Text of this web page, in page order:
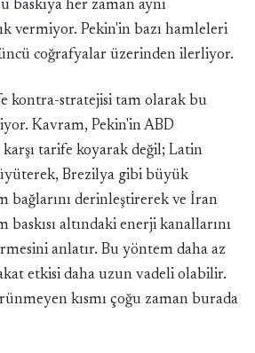
baskıya her zaman aynı
vermiyor. Pekin'in bazı hamleleri
coğrafyalar üzerinden ilerliyor.
kontra-stratejisi tam olarak bu
Kavram, Pekin'in ABD
tarife koyarak değil; Latin
Brezilya gibi büyük
bağlarını derinleştirerek ve İran
altındaki enerji kanallarını
anlatır. Bu yöntem daha az
etkisi daha uzun vadeli olabilir.
kısmı çoğu zaman burada